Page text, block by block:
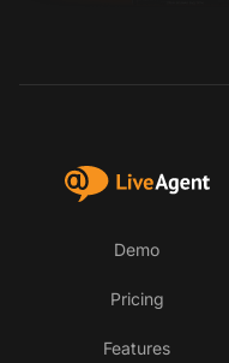
Demo
Pricing
Features